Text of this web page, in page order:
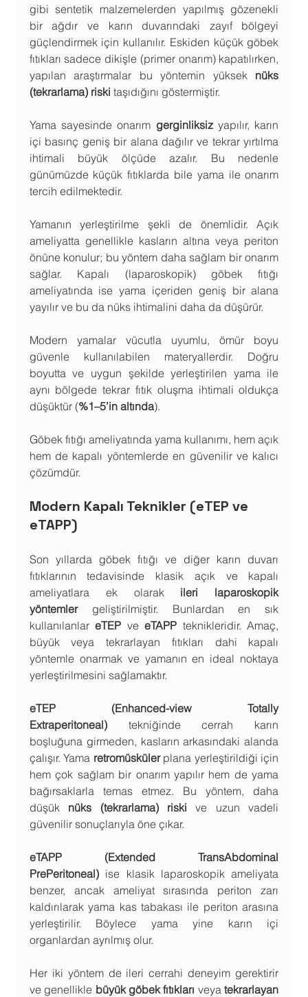
gibi sentetik malzemelerden yapılmış gözenekli
bir ağdır ve karın duvarındaki zayıf bölgeyi
güçlendirmek için kullanılır. Eskiden küçük göbek
fıtıkları sadece dikişle (primer onarım) kapatılırken,
yapılan araştırmalar bu yöntemin yüksek nüks
(tekrarlama) riski taşıdığını göstermiştir.
Yama sayesinde onarım gerginliksiz yapılır, karın
içi basınç geniş bir alana dağılır ve tekrar yırtılma
ihtimali büyük ölçüde azalır. Bu nedenle
günümüzde küçük fıtıklarda bile yama ile onarım
tercih edilmektedir.
Yamanın yerleştirilme şekli de önemlidir. Açık
ameliyatta genellikle kasların altına veya periton
önüne konulur; bu yöntem daha sağlam bir onarım
sağlar. Kapalı (laparoskopik) göbek fıtığı
ameliyatında ise yama içeriden geniş bir alana
yayılır ve bu da nüks ihtimalini daha da düşürür.
Modern yamalar vücutla uyumlu, ömür boyu
güvenle kullanılabilen materyallerdir. Doğru
boyutta ve uygun şekilde yerleştirilen yama ile
aynı bölgede tekrar fıtık oluşma ihtimali oldukça
düşüktür (%1–5’in altında).
Göbek fıtığı ameliyatında yama kullanımı, hem açık
hem de kapalı yöntemlerde en güvenilir ve kalıcı
çözümdür.
Modern Kapalı Teknikler (eTEP ve
eTAPP)
Son yıllarda göbek fıtığı ve diğer karın duvarı
fıtıklarının tedavisinde klasik açık ve kapalı
ameliyatlara ek olarak ileri laparoskopik
yöntemler geliştirilmiştir. Bunlardan en sık
kullanılanlar eTEP ve eTAPP teknikleridir. Amaç,
büyük veya tekrarlayan fıtıkları dahi kapalı
yöntemle onarmak ve yamanın en ideal noktaya
yerleştirilmesini sağlamaktır.
eTEP (Enhanced-view Totally
Extraperitoneal) tekniğinde cerrah karın
boşluğuna girmeden, kasların arkasındaki alanda
çalışır. Yama retromüsküler plana yerleştirildiği için
hem çok sağlam bir onarım yapılır hem de yama
bağırsaklarla temas etmez. Bu yöntem, daha
düşük nüks (tekrarlama) riski ve uzun vadeli
güvenilir sonuçlarıyla öne çıkar.
eTAPP (Extended TransAbdominal
PrePeritoneal) ise klasik laparoskopik ameliyata
benzer, ancak ameliyat sırasında periton zarı
kaldırılarak yama kas tabakası ile periton arasına
yerleştirilir. Böylece yama yine karın içi
organlardan ayrılmış olur.
Her iki yöntem de ileri cerrahi deneyim gerektirir
ve genellikle büyük göbek fıtıkları veya tekrarlayan